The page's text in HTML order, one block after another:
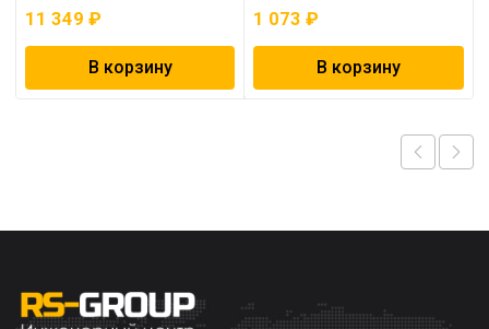
11 349 ₽
В корзину
1 073₽
В корзину